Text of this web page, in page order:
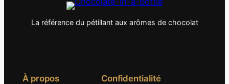
La référence du pétillant aux arômes de chocolat
À propos Confidentialité